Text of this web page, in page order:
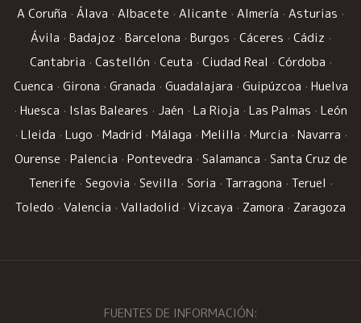
A Coruña · Álava · Albacete · Alicante · Almería · Asturias ·
Ávila · Badajoz · Barcelona · Burgos · Cáceres · Cádiz ·
Cantabria · Castellón · Ceuta · Ciudad Real · Córdoba ·
Cuenca · Girona · Granada · Guadalajara · Guipúzcoa · Huelva
· Huesca · Islas Baleares · Jaén · La Rioja · Las Palmas · León
· Lleida · Lugo · Madrid · Málaga · Melilla · Murcia · Navarra ·
Ourense · Palencia · Pontevedra · Salamanca · Santa Cruz de
Tenerife · Segovia · Sevilla · Soria · Tarragona · Teruel ·
Toledo · Valencia · Valladolid · Vizcaya · Zamora · Zaragoza
FUENTES DE INFORMACIÓN: